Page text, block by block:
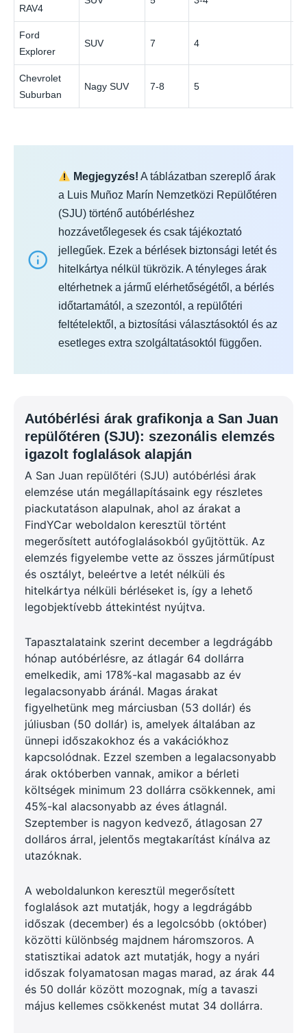
RAV4
Ford
Explorer
SUV 7 4
Chevrolet
Suburban
Nagy SUV 7-8 5
Megjegyzés! A táblázatban szereplő árak
a Luis Muñoz Marín Nemzetközi Repülőtéren
(SJU) történő autóbérléshez
hozzávetőlegesek és csak tájékoztató
jellegűek. Ezek a bérlések biztonsági letét és
hitelkártya nélkül tükrözik. A tényleges árak
eltérhetnek a jármű elérhetőségétől, a bérlés
időtartamától, a szezontól, a repülőtéri
feltételektől, a biztosítási választásoktól és az
esetleges extra szolgáltatásoktól függően.
Autóbérlési árak grafikonja a San Juan
repülőtéren (SJU): szezonális elemzés
igazolt foglalások alapján
A San Juan repülőtéri (SJU) autóbérlési árak
elemzése után megállapításaink egy részletes
piackutatáson alapulnak, ahol az árakat a
FindYCar weboldalon keresztül történt
megerősített autófoglalásokból gyűjtöttük. Az
elemzés figyelembe vette az összes járműtípust
és osztályt, beleértve a letét nélküli és
hitelkártya nélküli bérléseket is, így a lehető
legobjektívebb áttekintést nyújtva.
Tapasztalataink szerint december a legdrágább
hónap autóbérlésre, az átlagár 64 dollárra
emelkedik, ami 178%-kal magasabb az év
legalacsonyabb áránál. Magas árakat
figyelhetünk meg márciusban (53 dollár) és
júliusban (50 dollár) is, amelyek általában az
ünnepi időszakokhoz és a vakációkhoz
kapcsolódnak. Ezzel szemben a legalacsonyabb
árak októberben vannak, amikor a bérleti
költségek minimum 23 dollárra csökkennek, ami
45%-kal alacsonyabb az éves átlagnál.
Szeptember is nagyon kedvező, átlagosan 27
dolláros árral, jelentős megtakarítást kínálva az
utazóknak.
A weboldalunkon keresztül megerősített
foglalások azt mutatják, hogy a legdrágább
időszak (december) és a legolcsóbb (október)
közötti különbség majdnem háromszoros. A
statisztikai adatok azt mutatják, hogy a nyári
időszak folyamatosan magas marad, az árak 44
és 50 dollár között mozognak, míg a tavaszi
május kellemes csökkenést mutat 34 dollárra.